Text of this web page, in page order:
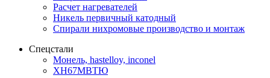
Расчет нагревателей
Никель первичный катодный
Спирали нихромовые производство и монтаж
Спецстали
Монель, hastelloy, inconel
ХН67МВТЮ